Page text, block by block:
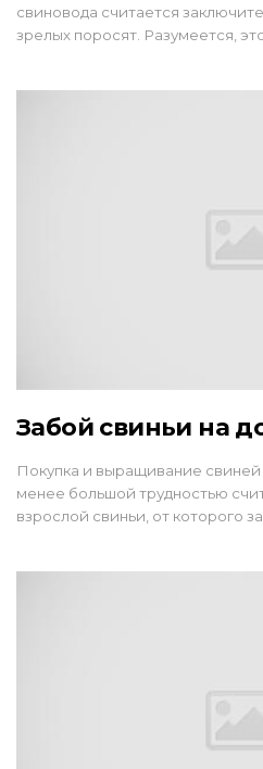
свиновода считается
зрелых поросят. Разумеется,
Забой свиньи на
Покупка и выращивание
менее большой трудностью
взрослой свиньи, от которого